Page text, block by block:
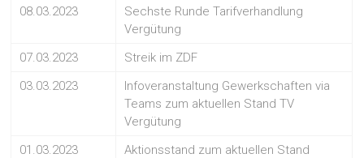
08.03.2023
Sechste Runde Tarifverhandlung
Vergütung
07.03.2023
Streik im ZDF
03.03.2023
Infoveranstaltung Gewerkschaften via
Teams zum aktuellen Stand TV
Vergütung
01.03.2023
Aktionsstand zum aktuellen Stand